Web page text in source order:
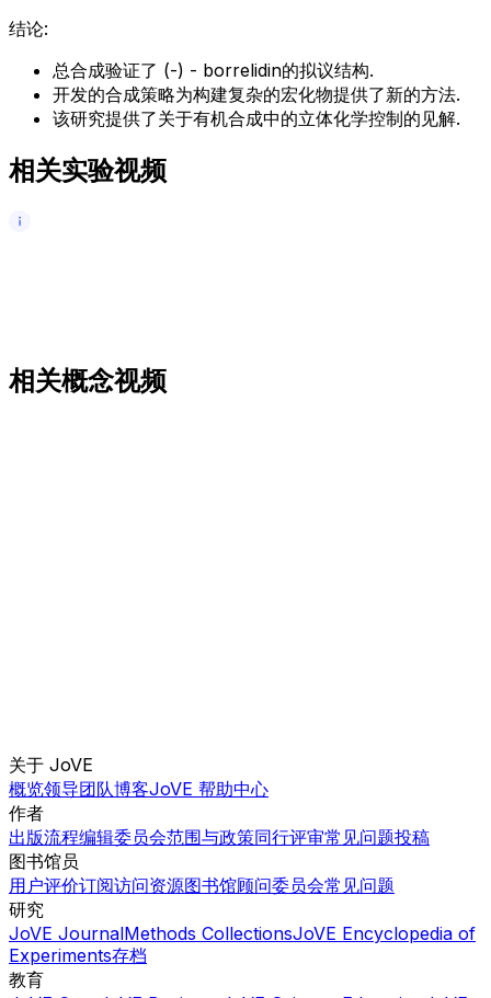
结论:
总合成验证了 (-) - borrelidin的拟议结构.
开发的合成策略为构建复杂的宏化物提供了新的方法.
该研究提供了关于有机合成中的立体化学控制的见解.
相关实验视频
相关概念视频
关于 JoVE
概览领导团队博客JoVE 帮助中心
作者
出版流程编辑委员会范围与政策同行评审常见问题投稿
图书馆员
用户评价订阅访问资源图书馆顾问委员会常见问题
研究
JoVE JournalMethods CollectionsJoVE Encyclopedia of
Experiments存档
教育